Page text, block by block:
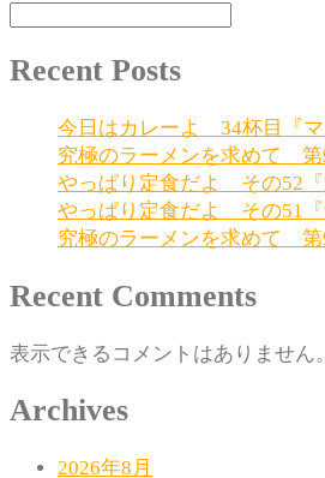
稿
ナ
ン
Recent Posts
今日はカレーよ 34杯目『マ
究極のラーメンを求めて 第
やっぱり定食だよ その52『
やっぱり定食だよ その51『
究極のラーメンを求めて 第
Recent Comments
表示できるコメントはありません。
Archives
2026年8月